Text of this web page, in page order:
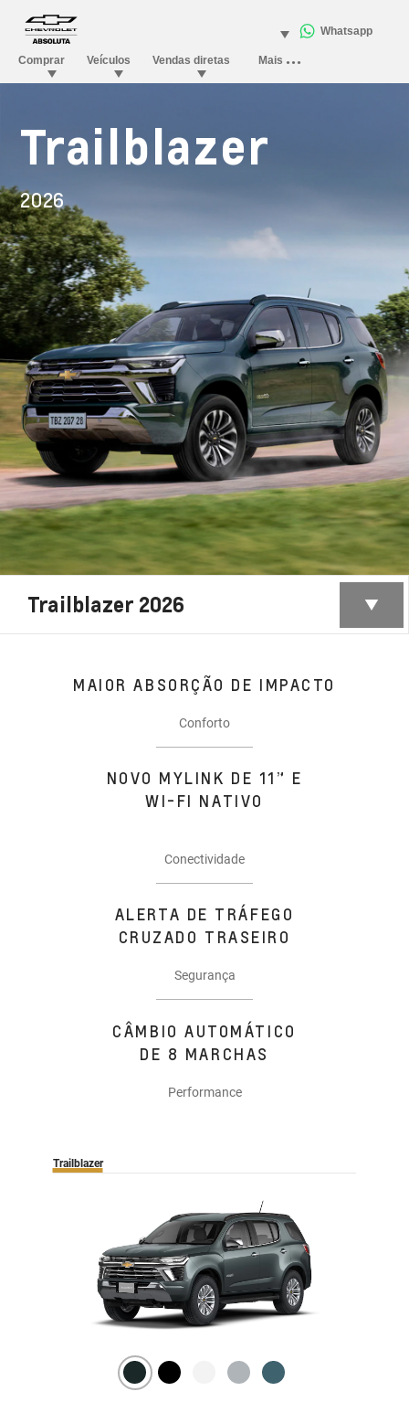
Trailblazer
2026
Trailblazer 2026
MAIOR ABSORÇÃO DE IMPACTO
Conforto
NOVO MYLINK DE 11” E
WI-FI NATIVO
Conectividade
ALERTA DE TRÁFEGO
CRUZADO TRASEIRO
Segurança
CÂMBIO AUTOMÁTICO
DE 8 MARCHAS
Performance
Trailblazer